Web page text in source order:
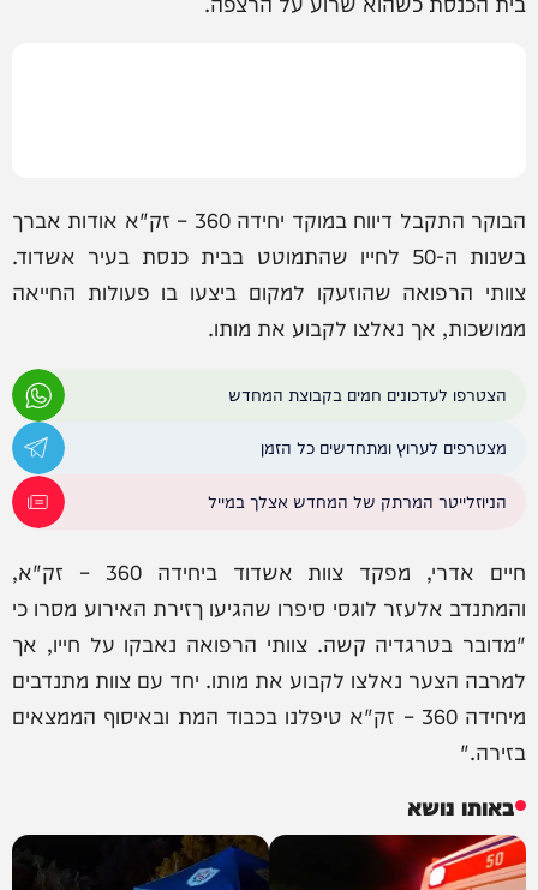
הבוקר התקבל דיווח במוקד יחידה 360 – זק"א אודות אברך
בשנות ה-50 לחייו שהתמוטט בבית כנסת בעיר אשדוד.
צוותי הרפואה שהוזעקו למקום ביצעו בו פעולות החייאה
ממושכות, אך נאלצו לקבוע את מותו.
הצטרפו לעדכונים חמים בקבוצת המחדש
מצטרפים לערוץ ומתחדשים כל הזמן
הניוזלייטר המרתק של המחדש אצלך במייל
חיים אדרי, מפקד צוות אשדוד ביחידה 360 – זק"א,
והמתנדב אלעזר לוגסי סיפרו שהגיעו ךזירת האירוע מסרו כי
"מדובר בטרגדיה קשה. צוותי הרפואה נאבקו על חייו, אך
למרבה הצער נאלצו לקבוע את מותו. יחד עם צוות מתנדבים
מיחידה 360 – זק"א טיפלנו בכבוד המת ובאיסוף הממצאים
בזירה."
באותו נושא